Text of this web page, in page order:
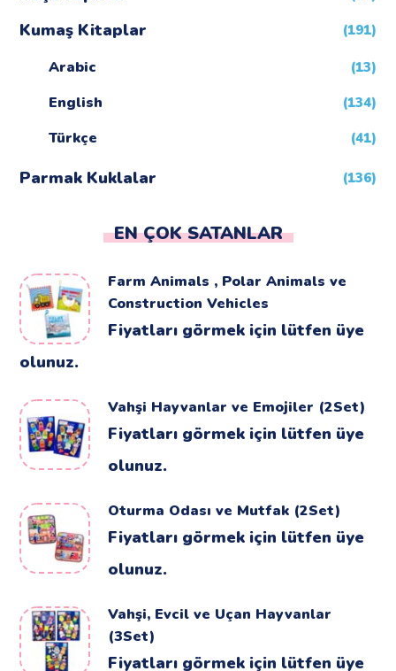
Kumaş Kitaplar (191)
Arabic (13)
English (134)
Türkçe (41)
Parmak Kuklalar (136)
EN ÇOK SATANLAR
Farm Animals , Polar Animals ve
Construction Vehicles
Fiyatları görmek için lütfen üye
olunuz.
Vahşi Hayvanlar ve Emojiler (2Set)
Fiyatları görmek için lütfen üye
olunuz.
Oturma Odası ve Mutfak (2Set)
Fiyatları görmek için lütfen üye
olunuz.
Vahşi, Evcil ve Uçan Hayvanlar
(3Set)
Fiyatları görmek için lütfen üye